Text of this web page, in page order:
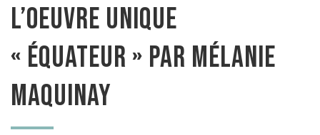
L’oeuvre unique
« Équateur » par Mélanie
Maquinay